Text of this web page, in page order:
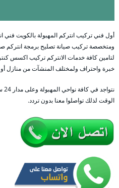
أول فني تركيب انتركم المهبولة بالكويت
ومتخصصة تركيب صيانة تصليح برمجة انتركم
لتامين كافة خدمات الانتركم تركيب اكسس
خبرة واحتراف ولمختلف المنشآت من منازل
الوقت لذلك تواصلوا معنا بدون تردد.